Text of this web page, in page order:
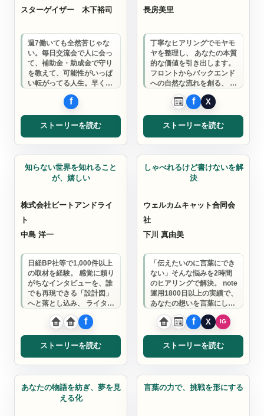
スターゲイザー 木下裕司
週7働いても全然苦じゃな
い。毎日交流会で人に会っ
て、補助金・助成金で守り
を教えて、可能性がいっぱ
い転がってる人生。早くこ
っちの世界に来ればいいの
に。素直な人なら…
ストーリーを読む
長房美里
丁寧なヒアリングでモヤモ
ヤを整理し、 あなたの本質
的な価値を引き出します。
フロントからバックエンド
への自然な流れを創る、 共
感を呼ぶストーリー作りの
プロフェッ…
ストーリーを読む
インタビュー講師
知らない世界を知れること
が、嬉しい
株式会社ビートアンドライ
ト
中島 洋一
日経BP社等で1,000件以上
の取材を経験。 感覚に頼り
がちなインタビューを、誰
でも再現できる「設計図」
へと落とし込み、 ライター
や発信者が自立するための
確かな…
ストーリーを読む
コンサルタント
しゃべれるけど書けないを解
決
ウェルカムキャット合同会
社
下川 真由美
「伝えたいのに言葉にでき
ない」そんな悩みを2時間
のヒアリングで解決。 note
運用1800日以上の実績で、
あなたの想いを言葉にして
届ける力に変えます。
ストーリーを読む
コンサルタント
あなたの物語を紡ぎ、夢を見
える化
コンサルタント
言葉の力で、挑戦を形にする